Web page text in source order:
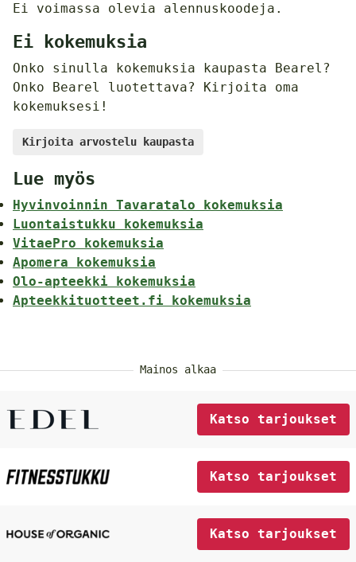
Ei voimassa olevia alennuskoodeja.
Ei kokemuksia
Onko sinulla kokemuksia kaupasta Bearel?
Onko Bearel luotettava? Kirjoita oma
kokemuksesi!
Kirjoita arvostelu kaupasta
Lue myös
Hyvinvoinnin Tavaratalo kokemuksia
Luontaistukku kokemuksia
VitaePro kokemuksia
Apomera kokemuksia
Olo-apteekki kokemuksia
Apteekkituotteet.fi kokemuksia
Mainos alkaa
Katso tarjoukset
Katso tarjoukset
Katso tarjoukset